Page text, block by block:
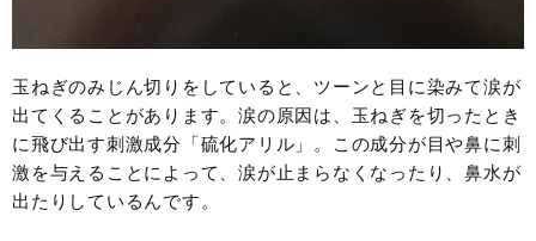
玉ねぎのみじん切りをしていると、ツーンと目に染みて涙が
出てくることがあります。涙の原因は、玉ねぎを切ったとき
に飛び出す刺激成分「硫化アリル」。この成分が目や鼻に刺
激を与えることによって、涙が止まらなくなったり、鼻水が
出たりしているんです。